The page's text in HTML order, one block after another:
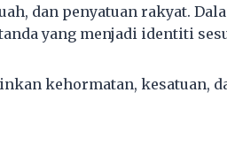
dan penyatuan rakyat.
yang menjadi identiti
kehormatan, kesatuan,